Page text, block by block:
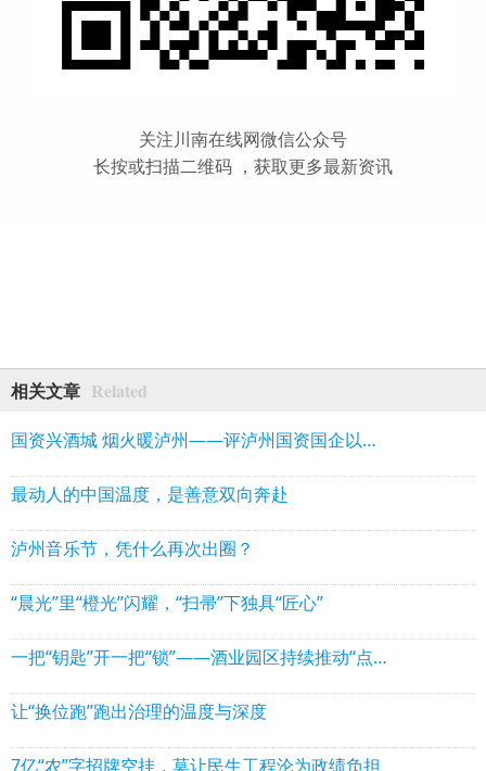
关注川南在线网微信公众号
长按或扫描二维码 ，获取更多最新资讯
相关文章 Related
国资兴酒城 烟火暖泸州——评泸州国资国企以实干践行“烟火泸州”行动
最动人的中国温度，是善意双向奔赴
泸州音乐节，凭什么再次出圈？
“晨光”里“橙光”闪耀，“扫帚”下独具“匠心”
一把“钥匙”开一把“锁”——酒业园区持续推动“点亮周末”带来“烟火酒谷”的启示
让“换位跑”跑出治理的温度与深度
7亿“农”字招牌空挂，莫让民生工程沦为政绩负担